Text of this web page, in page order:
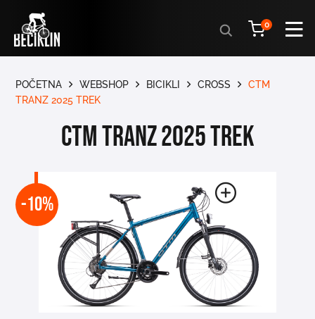
Products
search
0
POČETNA WEBSHOP BICIKLI CROSS
CTM
TRANZ 2025 TREK
CTM TRANZ 2025 TREK
-10%